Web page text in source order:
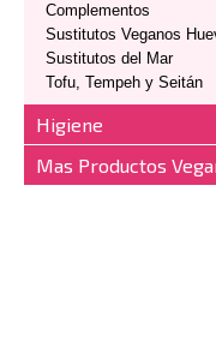
Complementos
Sustitutos Veganos
Sustitutos del Mar
Tofu, Tempeh y Seitán
Higiene
Mas Productos